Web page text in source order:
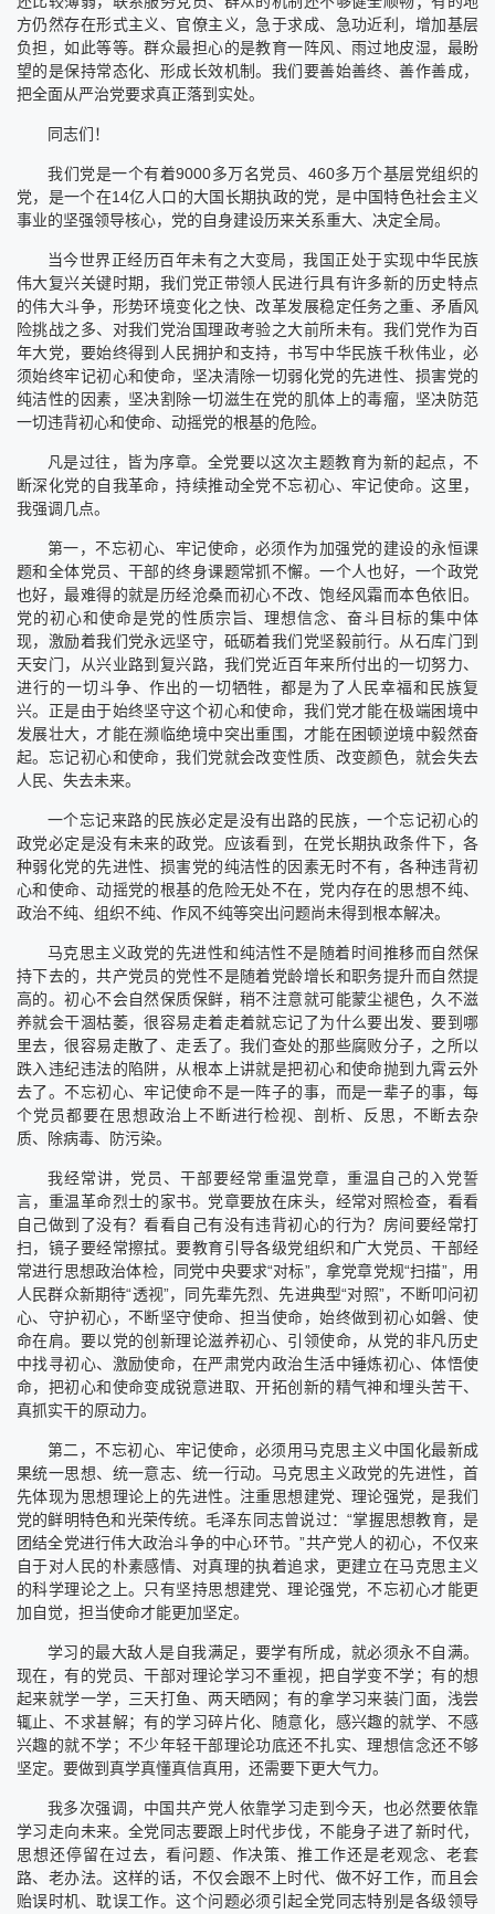
方仍然存在形式主义、官僚主义，急于求成、急功近利，增加基层
负担，如此等等。群众最担心的是教育一阵风、雨过地皮湿，最盼
望的是保持常态化、形成长效机制。我们要善始善终、善作善成，
把全面从严治党要求真正落到实处。
同志们！
我们党是一个有着9000多万名党员、460多万个基层党组织的
党，是一个在14亿人口的大国长期执政的党，是中国特色社会主义
事业的坚强领导核心，党的自身建设历来关系重大、决定全局。
当今世界正经历百年未有之大变局，我国正处于实现中华民族
伟大复兴关键时期，我们党正带领人民进行具有许多新的历史特点
的伟大斗争，形势环境变化之快、改革发展稳定任务之重、矛盾风
险挑战之多、对我们党治国理政考验之大前所未有。我们党作为百
年大党，要始终得到人民拥护和支持，书写中华民族千秋伟业，必
须始终牢记初心和使命，坚决清除一切弱化党的先进性、损害党的
纯洁性的因素，坚决割除一切滋生在党的肌体上的毒瘤，坚决防范
一切违背初心和使命、动摇党的根基的危险。
凡是过往，皆为序章。全党要以这次主题教育为新的起点，不
断深化党的自我革命，持续推动全党不忘初心、牢记使命。这里，
我强调几点。
第一，不忘初心、牢记使命，必须作为加强党的建设的永恒课
题和全体党员、干部的终身课题常抓不懈。一个人也好，一个政党
也好，最难得的就是历经沧桑而初心不改、饱经风霜而本色依旧。
党的初心和使命是党的性质宗旨、理想信念、奋斗目标的集中体
现，激励着我们党永远坚守，砥砺着我们党坚毅前行。从石库门到
天安门，从兴业路到复兴路，我们党近百年来所付出的一切努力、
进行的一切斗争、作出的一切牺牲，都是为了人民幸福和民族复
兴。正是由于始终坚守这个初心和使命，我们党才能在极端困境中
发展壮大，才能在濒临绝境中突出重围，才能在困顿逆境中毅然奋
起。忘记初心和使命，我们党就会改变性质、改变颜色，就会失去
人民、失去未来。
一个忘记来路的民族必定是没有出路的民族，一个忘记初心的
政党必定是没有未来的政党。应该看到，在党长期执政条件下，各
种弱化党的先进性、损害党的纯洁性的因素无时不有，各种违背初
心和使命、动摇党的根基的危险无处不在，党内存在的思想不纯、
政治不纯、组织不纯、作风不纯等突出问题尚未得到根本解决。
马克思主义政党的先进性和纯洁性不是随着时间推移而自然保
持下去的，共产党员的党性不是随着党龄增长和职务提升而自然提
高的。初心不会自然保质保鲜，稍不注意就可能蒙尘褪色，久不滋
养就会干涸枯萎，很容易走着走着就忘记了为什么要出发、要到哪
里去，很容易走散了、走丢了。我们查处的那些腐败分子，之所以
跌入违纪违法的陷阱，从根本上讲就是把初心和使命抛到九霄云外
去了。不忘初心、牢记使命不是一阵子的事，而是一辈子的事，每
个党员都要在思想政治上不断进行检视、剖析、反思，不断去杂
质、除病毒、防污染。
我经常讲，党员、干部要经常重温党章，重温自己的入党誓
言，重温革命烈士的家书。党章要放在床头，经常对照检查，看看
自己做到了没有？看看自己有没有违背初心的行为？房间要经常打
扫，镜子要经常擦拭。要教育引导各级党组织和广大党员、干部经
常进行思想政治体检，同党中央要求“对标”，拿党章党规“扫描”，用
人民群众新期待“透视”，同先辈先烈、先进典型“对照”，不断叩问初
心、守护初心，不断坚守使命、担当使命，始终做到初心如磐、使
命在肩。要以党的创新理论滋养初心、引领使命，从党的非凡历史
中找寻初心、激励使命，在严肃党内政治生活中锤炼初心、体悟使
命，把初心和使命变成锐意进取、开拓创新的精气神和埋头苦干、
真抓实干的原动力。
第二，不忘初心、牢记使命，必须用马克思主义中国化最新成
果统一思想、统一意志、统一行动。马克思主义政党的先进性，首
先体现为思想理论上的先进性。注重思想建党、理论强党，是我们
党的鲜明特色和光荣传统。毛泽东同志曾说过：“掌握思想教育，是
团结全党进行伟大政治斗争的中心环节。”共产党人的初心，不仅来
自于对人民的朴素感情、对真理的执着追求，更建立在马克思主义
的科学理论之上。只有坚持思想建党、理论强党，不忘初心才能更
加自觉，担当使命才能更加坚定。
学习的最大敌人是自我满足，要学有所成，就必须永不自满。
现在，有的党员、干部对理论学习不重视，把自学变不学；有的想
起来就学一学，三天打鱼、两天晒网；有的拿学习来装门面，浅尝
辄止、不求甚解；有的学习碎片化、随意化，感兴趣的就学、不感
兴趣的就不学；不少年轻干部理论功底还不扎实、理想信念还不够
坚定。要做到真学真懂真信真用，还需要下更大气力。
我多次强调，中国共产党人依靠学习走到今天，也必然要依靠
学习走向未来。全党同志要跟上时代步伐，不能身子进了新时代，
思想还停留在过去，看问题、作决策、推工作还是老观念、老套
路、老办法。这样的话，不仅会跟不上时代、做不好工作，而且会
贻误时机、耽误工作。这个问题必须引起全党同志特别是各级领导